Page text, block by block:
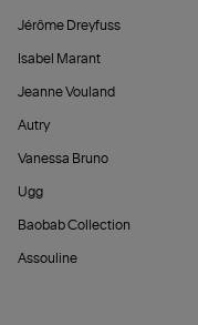
Jérôme Dreyfuss
Isabel Marant
Jeanne Vouland
Autry
Vanessa Bruno
Ugg
Baobab Collection
Assouline